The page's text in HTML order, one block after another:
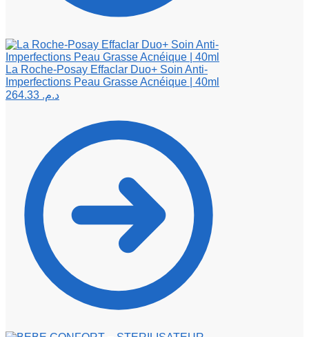
La Roche-Posay Effaclar Duo+ Soin Anti-
Imperfections Peau Grasse Acnéique | 40ml
د.م.